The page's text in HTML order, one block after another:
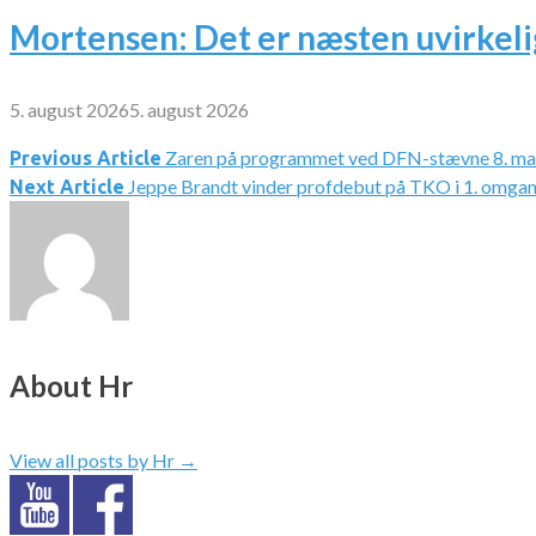
Mortensen: Det er næsten
5. august 20265. august 2026
Indlægsnavigation
Previous Article Zaren på programmet ved DFN-stævne 8.
Next Article Jeppe Brandt vinder profdebut på TKO i 1.
About Hr
View all posts by Hr →